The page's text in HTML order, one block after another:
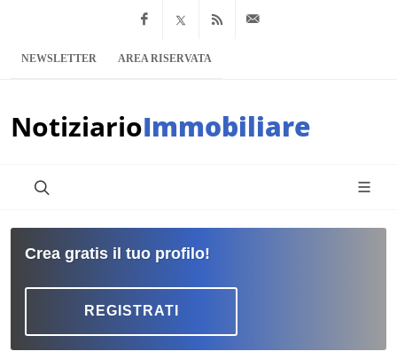
Facebook
x.com Feed RSS
NEWSLETTER AREA RISERVATA
NotiziarioImmobiliare
Crea gratis il tuo profilo!
REGISTRATI